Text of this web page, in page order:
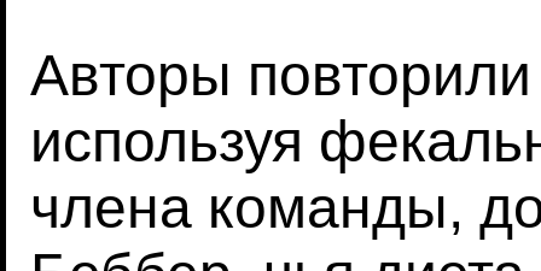
Авторы
используя
члена команды,